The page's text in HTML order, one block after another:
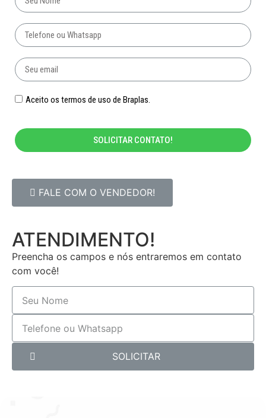
Aceito os termos de uso de Braplas.
SOLICITAR CONTATO!
FALE COM O VENDEDOR!
ATENDIMENTO!
Preencha os campos e nós entraremos em contato
com você!
SOLICITAR